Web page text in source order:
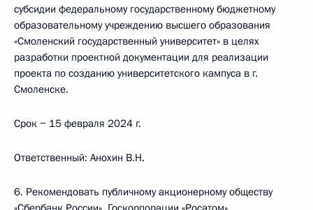
субсидии федеральному государственному бюджетному
образовательному учреждению высшего образования
«Смоленский государственный университет» в целях
разработки проектной документации для реализации
проекта по созданию университетского кампуса в г.
Смоленске.
Срок − 15 февраля 2024 г.
Ответственный: Анохин В.Н.
6. Рекомендовать публичному акционерному обществу